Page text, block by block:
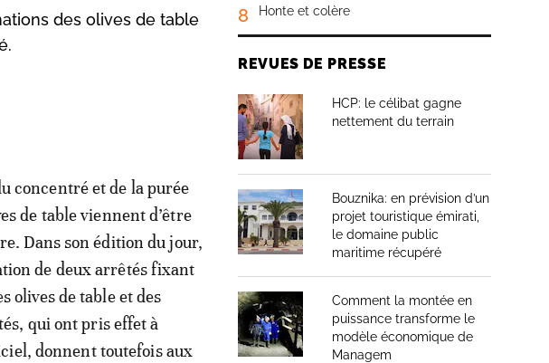
des olives de table
concentré et de la purée
de table viennent d’être
Dans son édition du jour,
de deux arrêtés fixant
olives de table et des
qui ont pris effet à
donnent toutefois aux
8 Honte et colère
REVUES DE PRESSE
HCP: le célibat gagne
nettement du terrain
Bouznika: en prévision d’un
projet touristique émirati,
le domaine public
maritime récupéré
Comment la montée en
puissance transforme le
modèle économique de
Managem